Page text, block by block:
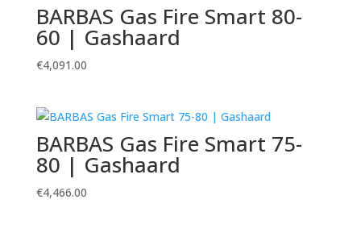
BARBAS Gas Fire Smart 80-
60 | Gashaard
€4,091.00
BARBAS Gas Fire Smart 75-
80 | Gashaard
€4,466.00